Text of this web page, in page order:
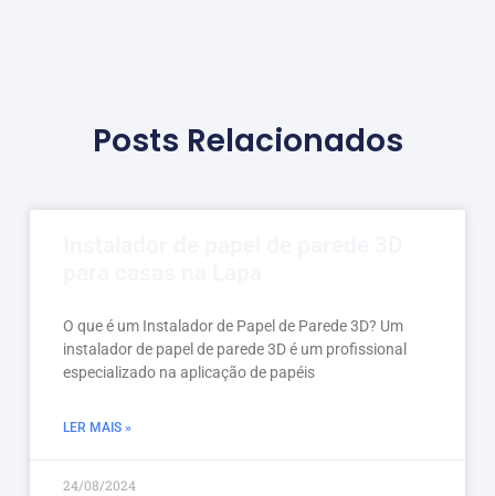
Posts Relacionados
O que é um Instalador de Papel de Parede 3D? Um
instalador de papel de parede 3D é um profissional
especializado na aplicação de papéis
LER MAIS »
24/08/2024